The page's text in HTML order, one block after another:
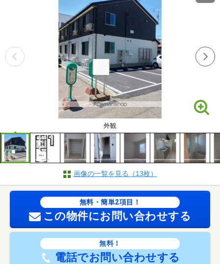
外観
画像の一覧を見る（13枚）
無料・簡単2項目！
この物件にお問い合わせする
無料！
電話でお問い合わせする